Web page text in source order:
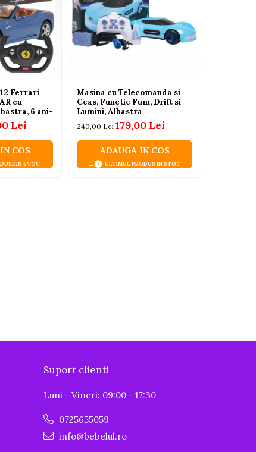
Ferrari
cu
6 ani+
Lei
COS
IN STOC
Masina cu Telecomanda si
Ceas, Functie Fum, Drift si
Lumini, Albastra
240,00 Lei179,00 Lei
ADAUGA IN COS
ULTIMUL PRODUS IN STOC
Suport clienti
Luni - Vineri: 09:00 - 17:30
0725655059
info@bebelul.ro